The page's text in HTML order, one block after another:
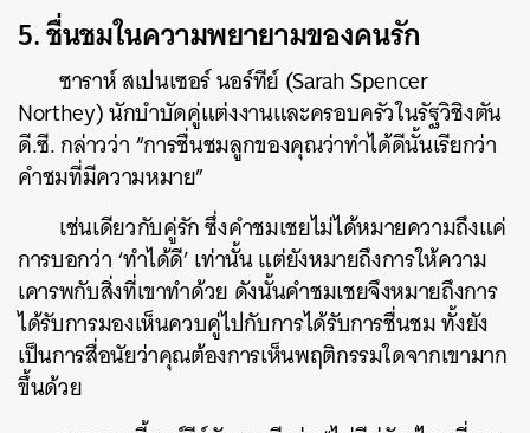
5. ชื่นชมในความพยายามของคนรัก
ซาราห์ สเปนเซอร์ นอร์ทีย์ (Sarah Spencer
Northey) นักบำบัดคู่แต่งงานและครอบครัวในรัฐวิชิงตัน
ดี.ซี. กล่าวว่า “การชื่นชมลูกของคุณว่าทำได้ดีนั้นเรียกว่า
คำชมที่มีความหมาย”
เช่นเดียวกับคู่รัก ซึ่งคำชมเชยไม่ได้หมายความถึงแค่
การบอกว่า ‘ทำได้ดี’ เท่านั้น แต่ยังหมายถึงการให้ความ
เคารพกับสิ่งที่เขาทำด้วย ดังนั้นคำชมเชยจึงหมายถึงการ
ได้รับการมองเห็นควบคู่ไปกับการได้รับการชื่นชม ทั้งยัง
เป็นการสื่อนัยว่าคุณต้องการเห็นพฤติกรรมใดจากเขามาก
ขึ้นด้วย